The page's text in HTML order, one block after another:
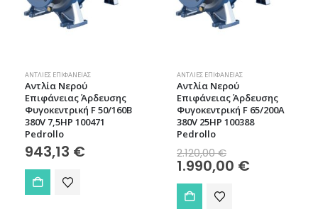
ΑΝΤΛΊΕΣ ΕΠΙΦΆΝΕΙΑΣ
Aντλία Νερού
Επιφάνειας Άρδευσης
Φυγοκεντρική F 50/160B
380V 7,5HP 100471
Pedrollo
943,13 €
ΑΝΤΛΊΕΣ ΕΠΙΦΆΝΕΙΑΣ
Aντλία Νερού
Επιφάνειας Άρδευσης
Φυγοκεντρική F 65/200A
380V 25HP 100388
Pedrollo
2.120,00€price
was:
1.990,00 €Η